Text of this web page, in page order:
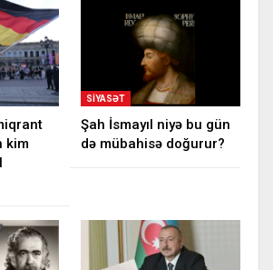
kim
SIYASƏT
Şah İsmayıl niyə bu gün
də mübahisə doğurur?